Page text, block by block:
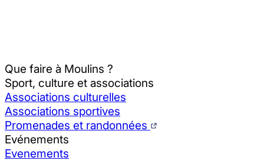
Que faire à Moulins ?
Sport, culture et associations
Associations culturelles
Associations sportives
Promenades et randonnées
Evénements
Evenements